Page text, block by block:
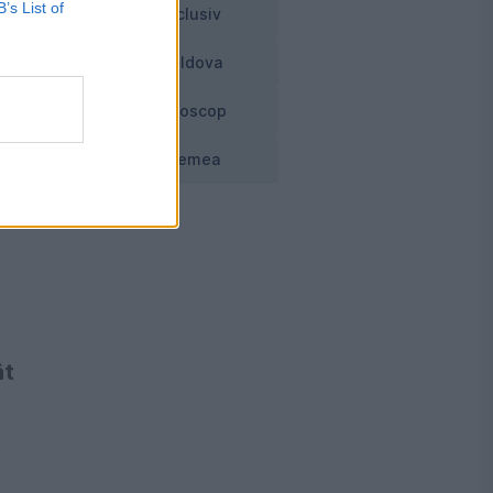
List of
Exclusiv
Moldova
Horoscop
Vremea